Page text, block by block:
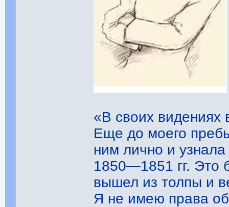
«В своих видениях
Еще до моего
ним лично и
1850—1851 гг. Это
вышел из толпы и
Я не имею права